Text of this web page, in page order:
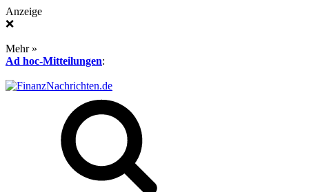
Anzeige
❌
Mehr »
Ad hoc-Mitteilungen: